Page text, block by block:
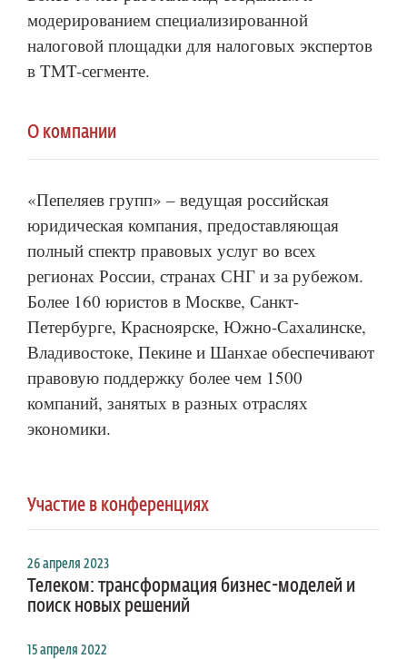
модерированием специализированной
налоговой площадки для налоговых экспертов
в TMT-сегменте.
О компании
«Пепеляев групп» – ведущая российская
юридическая компания, предоставляющая
полный спектр правовых услуг во всех
регионах России, странах СНГ и за рубежом.
Более 160 юристов в Москве, Санкт-
Петербурге, Красноярске, Южно-Сахалинске,
Владивостоке, Пекине и Шанхае обеспечивают
правовую поддержку более чем 1500
компаний, занятых в разных отраслях
экономики.
Участие в конференциях
26 апреля 2023
Телеком: трансформация бизнес-моделей и
поиск новых решений
15 апреля 2022